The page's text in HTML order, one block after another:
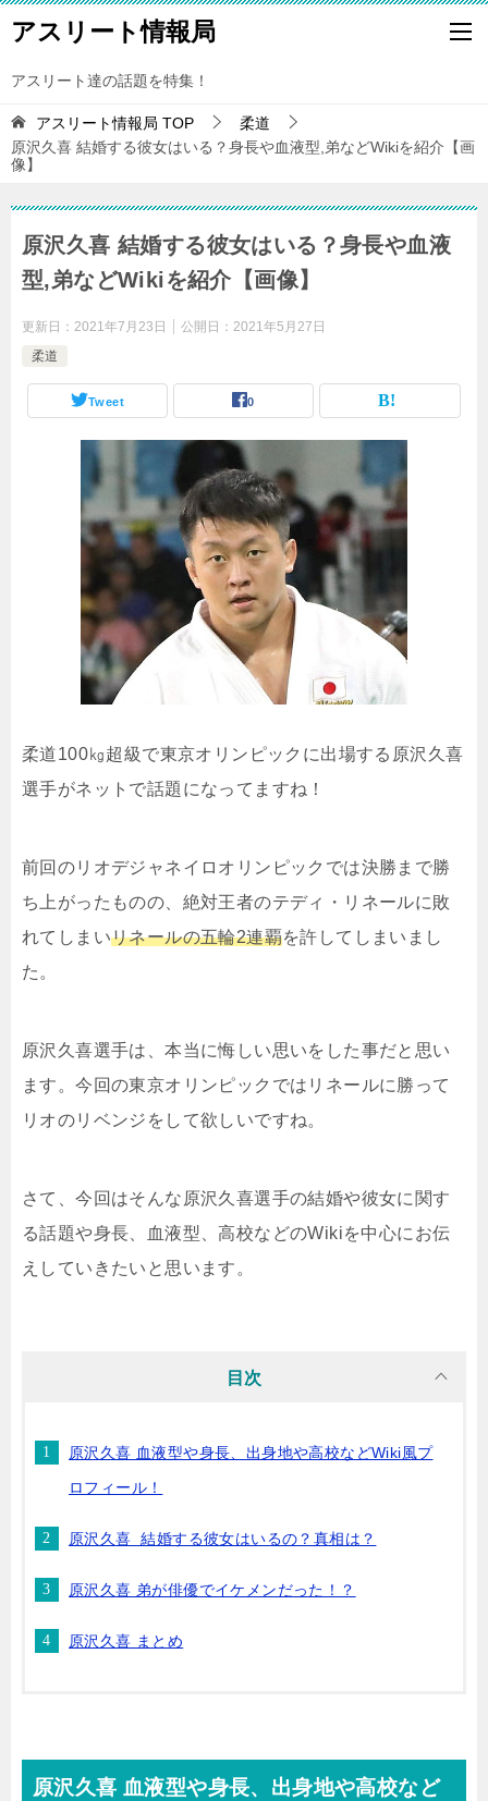
アスリート情報局
アスリート達の話題を特集！
アスリート情報局 TOP
柔道
原沢久喜 結婚する彼女はいる？身長や血液型,弟などWikiを紹介【画
像】
原沢久喜 結婚する彼女はいる？身長や血液
型,弟などWikiを紹介【画像】
更新日： 2021年7月23日 公開日： 2021年5月27日
柔道
Tweet 0
柔道100㎏超級で東京オリンピックに出場する原沢久喜
選手がネットで話題になってますね！
前回のリオデジャネイロオリンピックでは決勝まで勝
ち上がったものの、絶対王者のテディ・リネールに敗
れてしまいリネールの五輪2連覇を許してしまいまし
た。
原沢久喜選手は、本当に悔しい思いをした事だと思い
ます。今回の東京オリンピックではリネールに勝って
リオのリベンジをして欲しいですね。
さて、今回はそんな原沢久喜選手の結婚や彼女に関す
る話題や身長、血液型、高校などのWikiを中心にお伝
えしていきたいと思います。
目次
原沢久喜 血液型や身長、出身地や高校などWiki風プ
ロフィール！
原沢久喜 結婚する彼女はいるの？真相は？
原沢久喜 弟が俳優でイケメンだった！？
原沢久喜 まとめ
原沢久喜 血液型や身長、出身地や高校など